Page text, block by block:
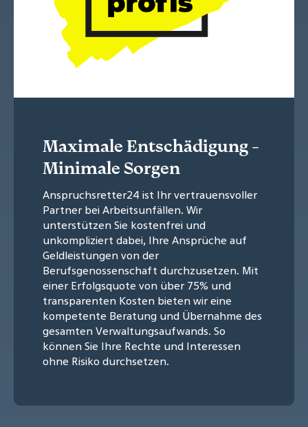
Maximale Entschädigung -
Minimale Sorgen
Anspruchsretter24 ist Ihr vertrauensvoller
Partner bei Arbeitsunfällen. Wir
unterstützen Sie kostenfrei und
unkompliziert dabei, Ihre Ansprüche auf
Geldleistungen von der
Berufsgenossenschaft durchzusetzen. Mit
einer Erfolgsquote von über 75% und
transparenten Kosten bieten wir eine
kompetente Beratung und Übernahme des
gesamten Verwaltungsaufwands. So
können Sie Ihre Rechte und Interessen
ohne Risiko durchsetzen.